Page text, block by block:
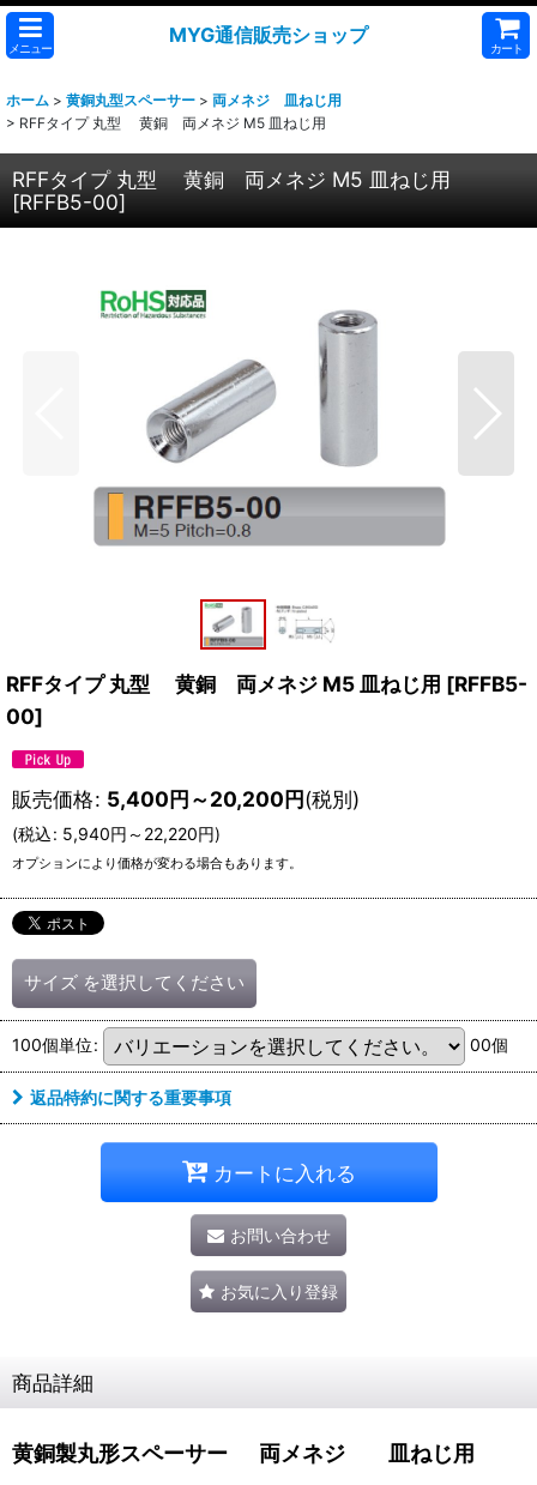
メニュー
MYG通信販売ショップ
カート
ホーム > 黄銅丸型スペーサー > 両メネジ 皿ねじ用
> RFFタイプ 丸型 黄銅 両メネジ M5 皿ねじ用
RFFタイプ 丸型 黄銅 両メネジ M5 皿ねじ用
[RFFB5-00]
RFFタイプ 丸型 黄銅 両メネジ M5 皿ねじ用 [RFFB5-
00]
販売価格: 5,400円～20,200円(税別)
(税込: 5,940円 ～22,220円)
オプションにより価格が変わる場合もあります。
サイズ を選択してください
100個単位: 00個
返品特約に関する重要事項
カートに入れる
お問い合わせ
お気に入り登録
商品詳細
黄銅製丸形スペーサー 両メネジ 皿ねじ用